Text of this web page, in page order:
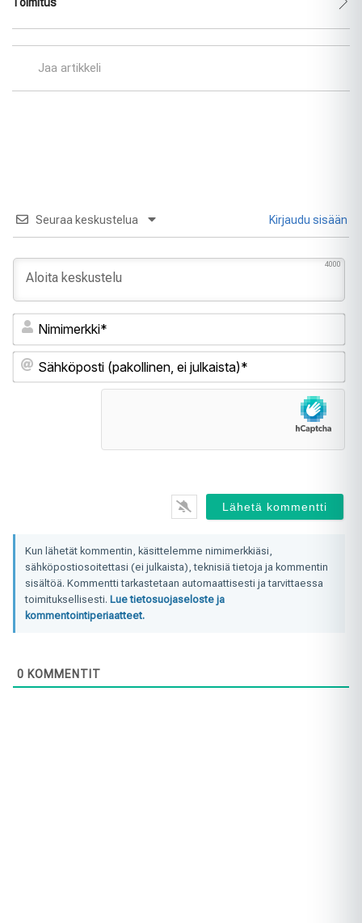
Toimitus
Jaa artikkeli
Seuraa keskustelua Kirjaudu sisään
4000
ei
Kun lähetät kommentin, käsittelemme nimimerkkiäsi,
sähköpostiosoitettasi (ei julkaista), teknisiä tietoja ja kommentin
sisältöä. Kommentti tarkastetaan automaattisesti ja tarvittaessa
toimituksellisesti. Lue tietosuojaseloste ja
kommentointiperiaatteet.
0 KOMMENTIT